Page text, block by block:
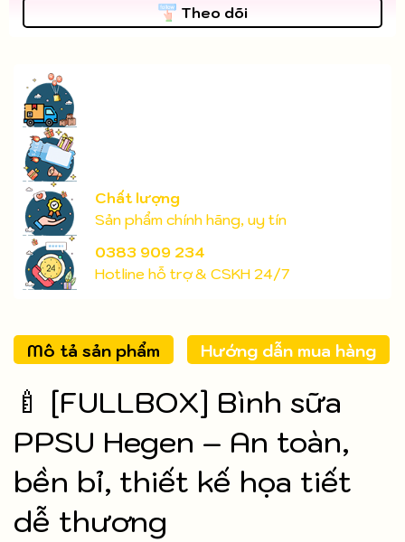
Theo dõi
Chất lượng
Sản phẩm chính hãng, uy tín
0383 909 234
Hotline hỗ trợ & CSKH 24/7
Mô tả sản phẩm Hướng dẫn mua hàng
🍼 [FULLBOX] Bình sữa
PPSU Hegen – An toàn,
bền bỉ, thiết kế họa tiết
dễ thương